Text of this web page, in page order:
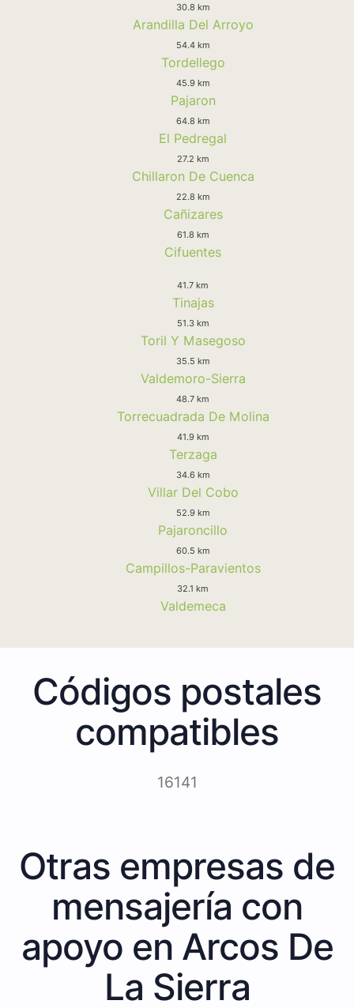
30.8 km
Arandilla Del Arroyo
54.4 km
Tordellego
45.9 km
Pajaron
64.8 km
El Pedregal
27.2 km
Chillaron De Cuenca
22.8 km
Cañizares
61.8 km
Cifuentes
41.7 km
Tinajas
51.3 km
Toril Y Masegoso
35.5 km
Valdemoro-Sierra
48.7 km
Torrecuadrada De Molina
41.9 km
Terzaga
34.6 km
Villar Del Cobo
52.9 km
Pajaroncillo
60.5 km
Campillos-Paravientos
32.1 km
Valdemeca
Códigos postales
compatibles
16141
Otras empresas de
mensajería con
apoyo en Arcos De
La Sierra